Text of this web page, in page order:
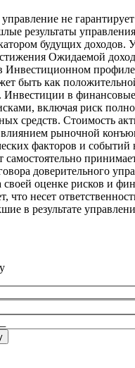
не
результаты
будущих доходов.
Ожидаемой
Инвестиционном
быть как
Инвестиции в
включая риск
средств. Стоимость
влиянием рыночной
факторов и
доверительного
своей оценке рисков и
что несет
в результате